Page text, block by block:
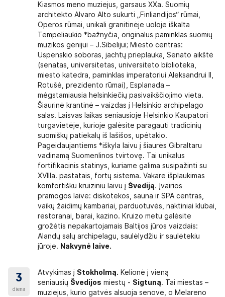
Kiasmos meno muziejus, garsaus XXa. Suomių
architekto Alvaro Alto sukurti „Finliandijos“ rūmai,
Operos rūmai, unikali granitinėje uoloje iškalta
Tempeliaukio *bažnyčia, originalus paminklas suomių
muzikos genijui – J.Sibelijui; Miesto centras:
Uspenskio soboras, jachtų prieplauka, Senato aikštė
(senatas, universitetas, universiteto biblioteka,
miesto katedra, paminklas imperatoriui Aleksandrui II,
Rotušė, prezidento rūmai), Esplanada –
mėgstamiausia helsinkiečių pasivaikščiojimo vieta.
Šiaurinė krantinė – vaizdas į Helsinkio archipelago
salas. Laisvas laikas seniausioje Helsinkio Kaupatori
turgavietėje, kurioje galėsite paragauti tradicinių
suomiškų patiekalų iš lašišos, upėtakio.
Pageidaujantiems *iškyla laivu į šiaurės Gibraltaru
vadinamą Suomenlinos tvirtovę. Tai unikalus
fortifikacinis statinys, kuriame galima susipažinti su
XVIIIa. pastatais, fortų sistema. Vakare išplaukimas
komfortišku kruiziniu laivu į Švediją. Įvairios
pramogos laive: diskotekos, sauna ir SPA centras,
vaikų žaidimų kambariai, parduotuvės, naktiniai klubai,
restoranai, barai, kazino. Kruizo metu galėsite
grožėtis nepakartojamais Baltijos jūros vaizdais:
Alandų salų archipelagu, saulėlydžiu ir saulėtekiu
jūroje. Nakvynė laive.
3
diena
Atvykimas į Stokholmą. Kelionė į vieną
seniausių Švedijos miestų - Sigtuną. Tai miestas –
muziejus, kurio gatvės alsuoja senove, o Melareno